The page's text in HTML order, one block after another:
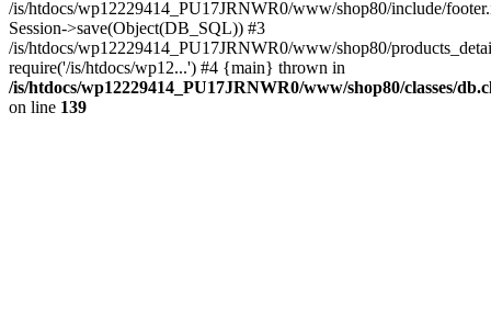
/is/htdocs/wp12229414_PU17JRNWR0/www/shop80/include/
Session->save(Object(DB_SQL)) #3
/is/htdocs/wp12229414_PU17JRNWR0/www/shop80/
require('/is/htdocs/wp12...') #4 {main} thrown in
/is/htdocs/wp12229414_PU17JRNWR0/www/shop80/classes/
on line 139